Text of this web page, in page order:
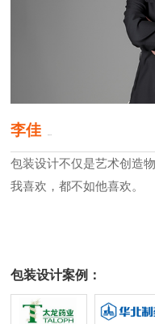
李佳
包装设计不仅是艺术创造
我喜欢，都不如他喜欢。
包装设计案例：